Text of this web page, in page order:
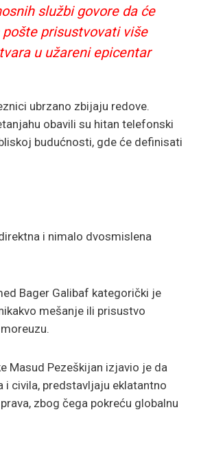
službi govore da će
prisustvovati više
u užareni epicentar
ubrzano zbijaju redove.
obavili su hitan telefonski
budućnosti, gde će definisati
i nimalo dvosmislena
Bager Galibaf kategorički je
mešanje ili prisustvo
Masud Pezeškijan izjavio je da
i civila, predstavljaju eklatantno
zbog čega pokreću globalnu